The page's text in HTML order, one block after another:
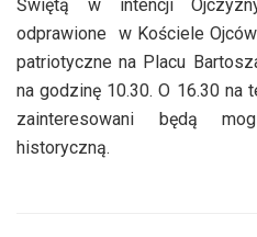
Świętą w intencji
odprawione
w Kościele
patriotyczne na Placu
na godzinę 10.30. O 16.30 na
zainteresowani będą
historyczną.